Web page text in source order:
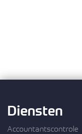
Diensten
Accountantscontrole